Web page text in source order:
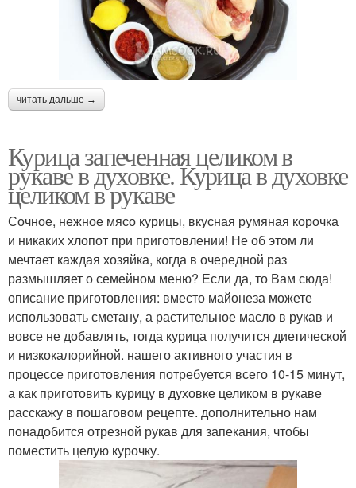
читать дальше →
Курица запеченная целиком в
рукаве в духовке. Курица в духовке
целиком в рукаве
Сочное, нежное мясо курицы, вкусная румяная корочка
и никаких хлопот при приготовлении! Не об этом ли
мечтает каждая хозяйка, когда в очередной раз
размышляет о семейном меню? Если да, то Вам сюда!
описание приготовления: вместо майонеза можете
использовать сметану, а растительное масло в рукав и
вовсе не добавлять, тогда курица получится диетической
и низкокалорийной. нашего активного участия в
процессе приготовления потребуется всего 10-15 минут,
а как приготовить курицу в духовке целиком в рукаве
расскажу в пошаговом рецепте. дополнительно нам
понадобится отрезной рукав для запекания, чтобы
поместить целую курочку.